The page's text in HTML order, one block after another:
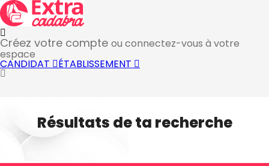
Créez votre compte ou connectez-vous à votre
espace
CANDIDAT ÉTABLISSEMENT
Résultats de ta recherche